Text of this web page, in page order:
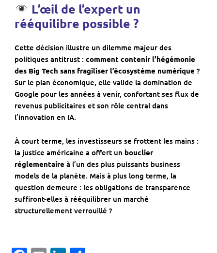
L’œil de l’expert un
rééquilibre possible ?
Cette décision illustre un dilemme majeur des
politiques antitrust : comment contenir l’hégémonie
des Big Tech sans fragiliser l’écosystème numérique ?
Sur le plan économique, elle valide la domination de
Google pour les années à venir, confortant ses flux de
revenus publicitaires et son rôle central dans
l’innovation en IA.
À court terme, les investisseurs se frottent les mains :
la justice américaine a offert un bouclier
réglementaire à l’un des plus puissants business
models de la planète. Mais à plus long terme, la
question demeure : les obligations de transparence
suffiront-elles à rééquilibrer un marché
structurellement verrouillé ?